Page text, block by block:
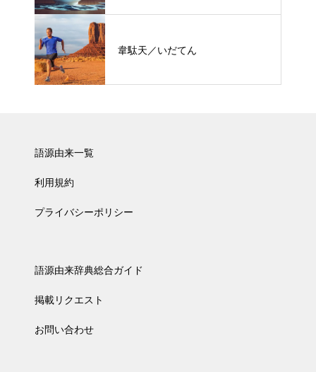
韋駄天／いだてん
語源由来一覧
利用規約
プライバシーポリシー
語源由来辞典総合ガイド
掲載リクエスト
お問い合わせ